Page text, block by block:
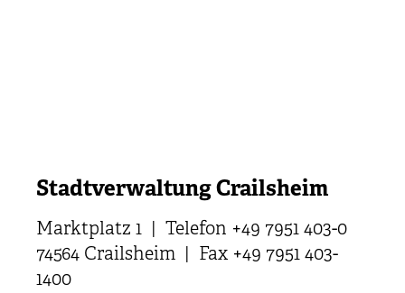
Stadtverwaltung Crailsheim
Marktplatz 1 | Telefon +49 7951 403-0
74564 Crailsheim | Fax +49 7951 403-
1400